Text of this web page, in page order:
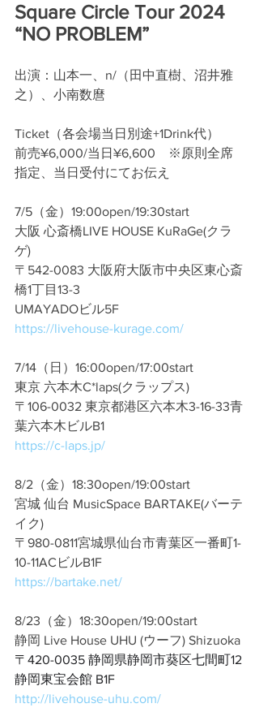
Square Circle Tour 2024
“NO PROBLEM”
出演：山本一、n/（田中直樹、沼井雅
之）、小南数麿
Ticket（各会場当日別途+1Drink代）
前売¥6,000/当日¥6,600　※原則全席
指定、当日受付にてお伝え
7/5（金）19:00open/19:30start
大阪 心斎橋LIVE HOUSE KuRaGe(クラ
ゲ)
〒542-0083 大阪府大阪市中央区東心斎
橋1丁目13-3
UMAYADOビル5F
https://livehouse-kurage.com/
7/14（日）16:00open/17:00start
東京 六本木C*laps(クラップス)
〒106-0032 東京都港区六本木3-16-33青
葉六本木ビルB1
https://c-laps.jp/
8/2（金）18:30open/19:00start
宮城 仙台 MusicSpace BARTAKE(バーテ
イク)
〒980-0811宮城県仙台市青葉区一番町1-
10-11ACビルB1F
https://bartake.net/
8/23（金）18:30open/19:00start
静岡 Live House UHU (ウーフ) Shizuoka
〒420-0035 静岡県静岡市葵区七間町12
静岡東宝会館 B1F
http://livehouse-uhu.com/